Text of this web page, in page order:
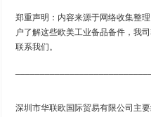
郑重声明：内容来源于网络收集整
户了解这些欧美工业备品备件，我
联系我们。
深圳市华联欧国际贸易有限公司主